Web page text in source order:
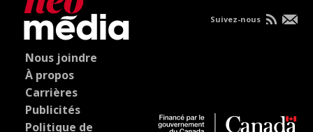
Nous joindre
À propos
Carrières
Publicités
Politique de
Suivez-nous